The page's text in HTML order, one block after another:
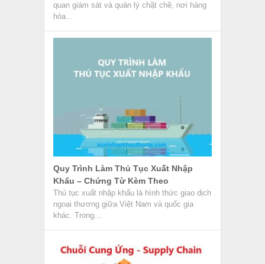
quan giám sát và quản lý chặt chẽ, nơi hàng
hóa...
Quy Trình Làm Thủ Tục Xuất Nhập
Khẩu – Chứng Từ Kèm Theo
Thủ tục xuất nhập khẩu là hình thức giao dịch
ngoại thương giữa Việt Nam và quốc gia
khác. Trong...